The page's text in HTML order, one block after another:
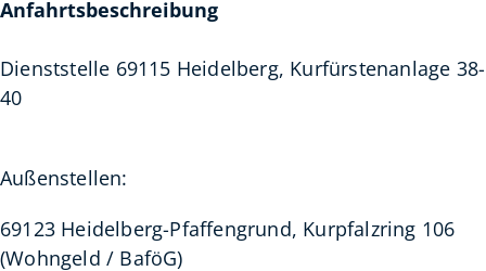
Anfahrtsbeschreibung
Dienststelle 69115 Heidelberg, Kurfürstenanlage 38-
40
Außenstellen:
69123 Heidelberg-Pfaffengrund, Kurpfalzring 106
(Wohngeld / BaföG)